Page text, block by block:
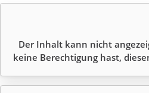
Der Inhalt kann nicht
keine Berechtigung hast,